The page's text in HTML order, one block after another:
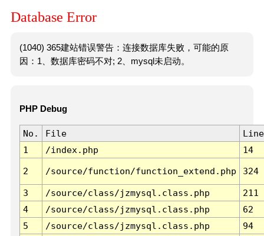
Database Error
(1040) 365建站错误警告：连接数据库失败，可能的原
因：1、数据库密码不对; 2、mysql未启动。
PHP Debug
No. File
Line
1
/index.php 14
2 /source/function/function_extend.php 324
3 /source/class/jzmysql.class.php
211
4
/source/class/jzmysql.class.php
62
5
/source/class/jzmysql.class.php
94